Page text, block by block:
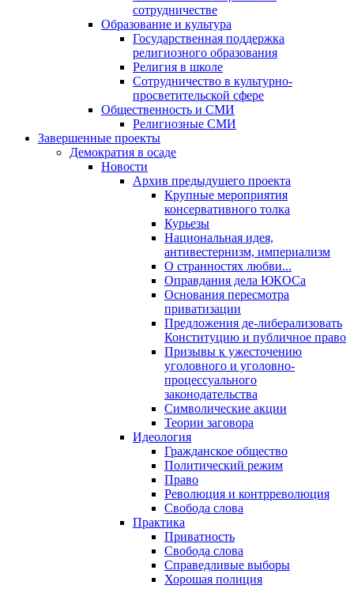
сотрудничестве
Образование и культура
Государственная поддержка
религиозного образования
Религия в школе
Сотрудничество в культурно-
просветительской сфере
Общественность и СМИ
Религиозные СМИ
Завершенные проекты
Демократия в осаде
Новости
Архив предыдущего проекта
Крупные мероприятия
консервативного толка
Курьезы
Национальная идея,
антивестернизм, империализм
О странностях любви...
Оправдания дела ЮКОСа
Основания пересмотра
приватизации
Предложения де-либерализовать
Конституцию и публичное право
Призывы к ужесточению
уголовного и уголовно-
процессуального
законодательства
Символические акции
Теории заговора
Идеология
Гражданское общество
Политический режим
Право
Революция и контрреволюция
Свобода слова
Практика
Приватность
Свобода слова
Справедливые выборы
Хорошая полиция